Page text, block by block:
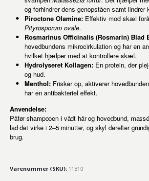
og forhindrer dens genopståen samt lindrer
Piroctone Olamine:Effektiv mod skæl
Pityrosporum ovale.
Rosmarinus Officinalis (Rosmarin) Blad
hovedbundens mikrocirkulation og har en
hvilket hjælper med at kontrollere skæl.
Hydrolyseret Kollagen:En protein, der
og hud.
Menthol:Frisker op, aktiverer
har en antibakteriel effekt.
Anvendelse:
Påfør shampooen i vådt hår og hovedbund,
lad det virke i 2–5 minutter, og skyl derefter
brug.
Varenummer (SKU): 11310